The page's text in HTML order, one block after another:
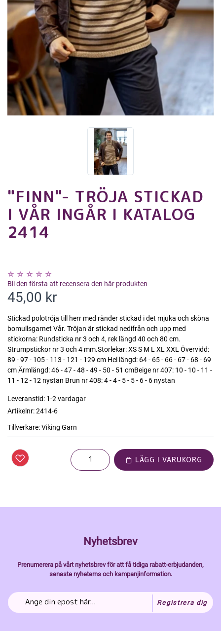
"FINN"- TRÖJA STICKAD
I VÅR INGÅR I KATALOG
2414
Bli den första att recensera den här produkten
45,00 kr
Stickad polotröja till herr med ränder stickad i det mjuka och sköna
bomullsgarnet Vår. Tröjan är stickad nedifrån och upp med
stickorna: Rundsticka nr 3 och 4, rek längd 40 och 80 cm.
Strumpstickor nr 3 och 4 mm.Storlekar: XS S M L XL XXL Övervidd:
89 - 97 - 105 - 113 - 121 - 129 cm Hel längd: 64 - 65 - 66 - 67 - 68 - 69
cm Ärmlängd: 46 - 47 - 48 - 49 - 50 - 51 cmBeige nr 407: 10 - 10 - 11 -
11 - 12 - 12 nystan Brun nr 408: 4 - 4 - 5 - 5 - 6 - 6 nystan
Leveranstid: 1-2 vardagar
Artikelnr:2414-6
Tillverkare:Viking Garn
LÄGG I VARUKORG
Nyhetsbrev
Prenumerera på vårt nyhetsbrev för att få tidiga rabatt-erbjudanden,
senaste nyheterns och kampanjinformation.
Registrera dig